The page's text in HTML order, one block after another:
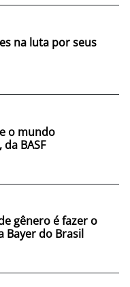
na luta por seus
o mundo
BASF
gênero é fazer o
Bayer do Brasil